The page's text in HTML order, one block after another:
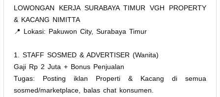
LOWONGAN KERJA SURABAYA TIMUR VGH PROPERTY
& KACANG NIMITTA
📍 Lokasi: Pakuwon City, Surabaya Timur
​1. STAFF SOSMED & ADVERTISER (Wanita)
​Gaji Rp 2 Juta + Bonus Penjualan
​Tugas: Posting iklan Properti & Kacang di semua
sosmed/marketplace, balas chat konsumen.